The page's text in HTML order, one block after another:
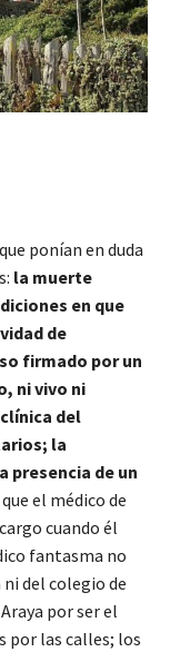
ponían en duda
la muerte
en que
de
firmado por un
ni vivo ni
del
la
presencia de un
que el médico de
cuando él
fantasma no
del colegio de
por ser el
por las calles; los